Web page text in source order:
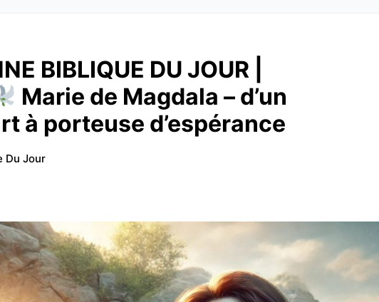
BIBLIQUE DU JOUR |
Marie de Magdala – d’un
à porteuse d’espérance
Du Jour